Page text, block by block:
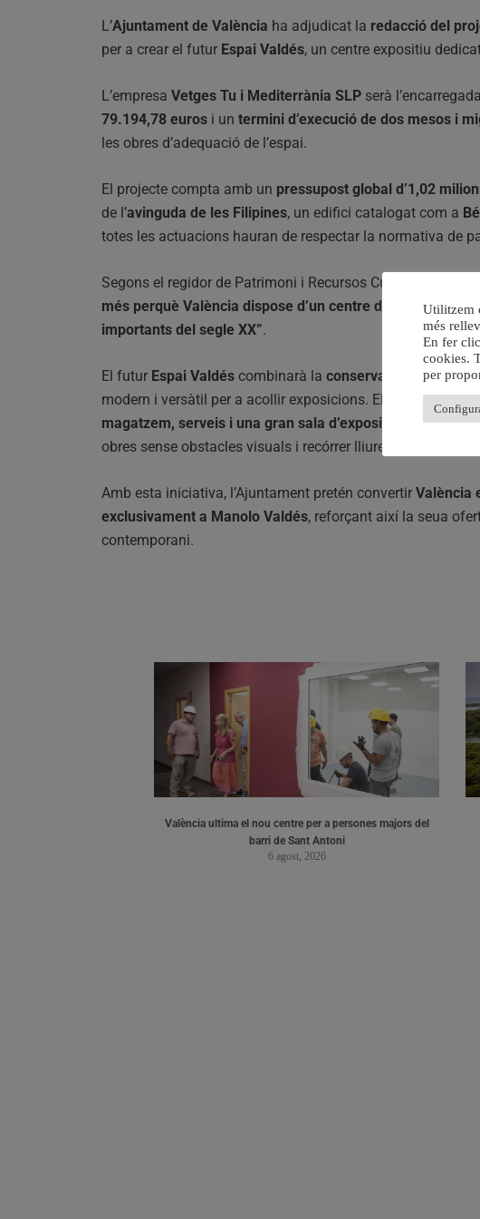
L’Ajuntament de València ha adjudicat la redacció del
per a crear el futur Espai Valdés, un centre expositiu
L’empresa Vetges Tu i Mediterrània SLP serà
79.194,78 euros i un termini d’execució de dos mesos i
les obres d’adequació de l’espai.
El projecte compta amb un pressupost global d’1,02
de l’avinguda de les Filipines, un edifici catalogat com a
totes les actuacions hauran de respectar la normativa de
Segons el regidor de Patrimoni i Recursos Culturals,
més perquè València dispose d’un centre de referència
importants del segle XX”.
El futur Espai Valdés combinarà la conservació de
modern i versàtil per a acollir exposicions. El projecte
magatzem, serveis i una gran sala d’exposicions
,
obres sense obstacles visuals i recórrer lliurement l’espai.
Amb esta iniciativa, l’Ajuntament pretén convertir València
exclusivament a Manolo Valdés, reforçant així la seua
contemporani.
València ultima el nou centre per a persones majors del
barri de Sant Antoni
6 agost, 2026
Utilitzem
més
En fer
cookies.
per